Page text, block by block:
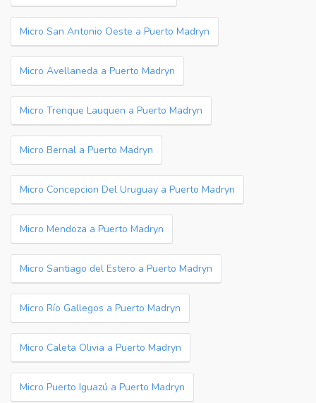
Micro San Antonio Oeste a Puerto Madryn
Micro Avellaneda a Puerto Madryn
Micro Trenque Lauquen a Puerto Madryn
Micro Bernal a Puerto Madryn
Micro Concepcion Del Uruguay a Puerto Madryn
Micro Mendoza a Puerto Madryn
Micro Santiago del Estero a Puerto Madryn
Micro Río Gallegos a Puerto Madryn
Micro Caleta Olivia a Puerto Madryn
Micro Puerto Iguazú a Puerto Madryn